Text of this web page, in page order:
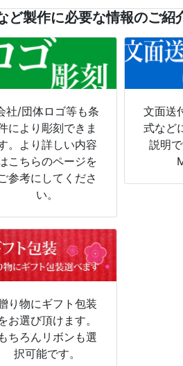
製作に必要な情報のご紹
社/団体ロゴ等も条
により彫刻できま
。より詳しい内容
こちらのページを
参考にしてくださ
い。
文面送
式など
説明
り物にギフト包装
お選び頂けます。
もちろんリボンも選
択可能です。